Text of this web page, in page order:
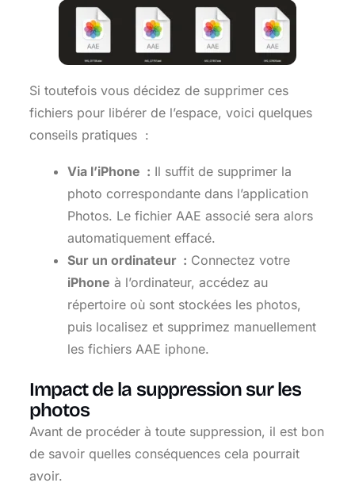
Si toutefois vous décidez de supprimer ces
fichiers pour libérer de l’espace, voici quelques
conseils pratiques :
Via l’iPhone : Il suffit de supprimer la
photo correspondante dans l’application
Photos. Le fichier AAE associé sera alors
automatiquement effacé.
Sur un ordinateur : Connectez votre
iPhone à l’ordinateur, accédez au
répertoire où sont stockées les photos,
puis localisez et supprimez manuellement
les fichiers AAE iphone.
Impact de la suppression sur les
photos
Avant de procéder à toute suppression, il est bon
de savoir quelles conséquences cela pourrait
avoir.